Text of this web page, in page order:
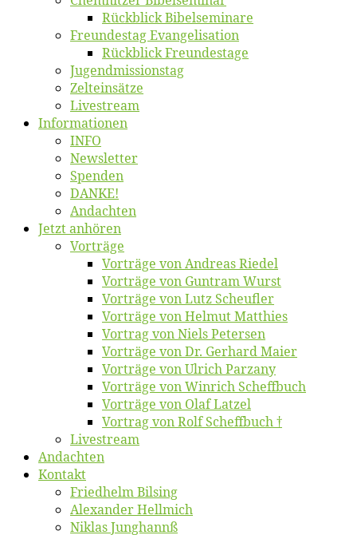
Rück­blick Bibelseminare
Freun­des­tag Evangelisation
Rück­blick Freundestage
Jugend­mis­sions­tag
Zelt­ein­sät­ze
Live­stream
Informatio­nen
INFO
News­let­ter
Spen­den
DANKE!
An­dach­ten
Jetzt an­hö­ren
Vor­trä­ge
Vor­trä­ge von An­dre­as Riedel
Vor­trä­ge von Gun­tram Wurst
Vor­trä­ge von Lutz Scheufler
Vor­trä­ge von Hel­mut Matthies
Vor­trag von Niels Petersen
Vor­trä­ge von Dr. Ger­hard Maier
Vor­trä­ge von Ul­rich Parzany
Vor­trä­ge von Win­rich Scheffbuch
Vor­trä­ge von Olaf Latzel
Vor­trag von Rolf Scheffbuch †
Live­stream
An­dach­ten
Kon­takt
Fried­helm Bilsing
Alex­an­der Hellmich
Ni­klas Junghannß